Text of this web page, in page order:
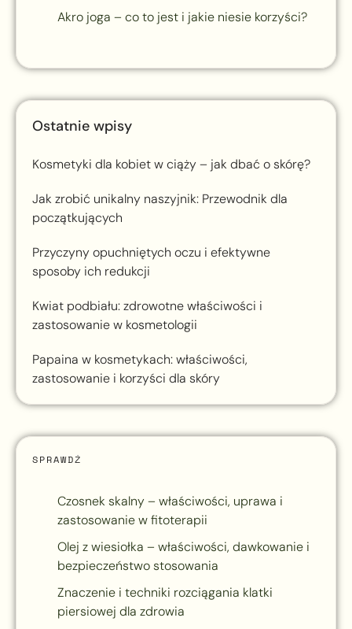
Akro joga – co to jest i jakie niesie korzyści?
Ostatnie wpisy
Kosmetyki dla kobiet w ciąży – jak dbać o skórę?
Jak zrobić unikalny naszyjnik: Przewodnik dla
początkujących
Przyczyny opuchniętych oczu i efektywne
sposoby ich redukcji
Kwiat podbiału: zdrowotne właściwości i
zastosowanie w kosmetologii
Papaina w kosmetykach: właściwości,
zastosowanie i korzyści dla skóry
SPRAWDŹ
Czosnek skalny – właściwości, uprawa i
zastosowanie w fitoterapii
Olej z wiesiołka – właściwości, dawkowanie i
bezpieczeństwo stosowania
Znaczenie i techniki rozciągania klatki
piersiowej dla zdrowia